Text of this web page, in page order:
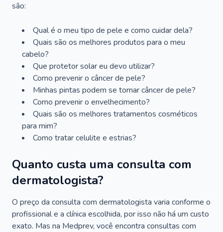
são:
Qual é o meu tipo de pele e como cuidar dela?
Quais são os melhores produtos para o meu
cabelo?
Que protetor solar eu devo utilizar?
Como prevenir o câncer de pele?
Minhas pintas podem se tornar câncer de pele?
Como prevenir o envelhecimento?
Quais são os melhores tratamentos cosméticos
para mim?
Como tratar celulite e estrias?
Quanto custa uma consulta com
dermatologista?
O preço da consulta com dermatologista varia conforme o
profissional e a clínica escolhida, por isso não há um custo
exato. Mas na Medprev, você encontra consultas com